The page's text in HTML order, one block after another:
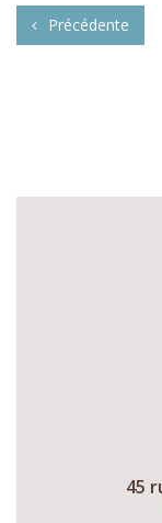
Précédente
45